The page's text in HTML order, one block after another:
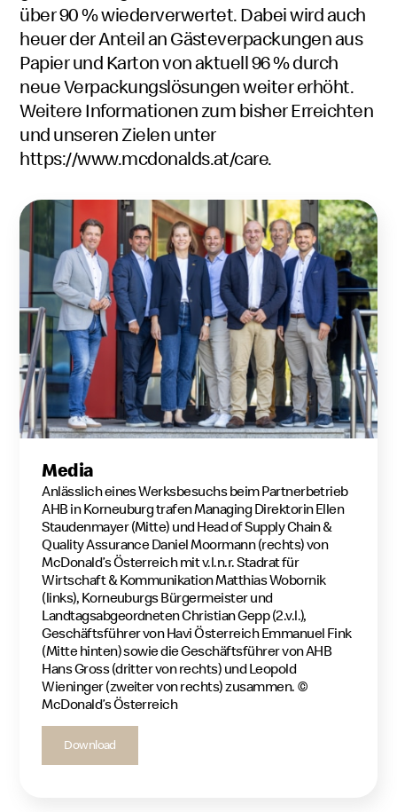
über 90 % wiederverwertet. Dabei wird auch
heuer der Anteil an Gästeverpackungen aus
Papier und Karton von aktuell 96 % durch
neue Verpackungslösungen weiter erhöht.
Weitere Informationen zum bisher Erreichten
und unseren Zielen unter
https://www.mcdonalds.at/care.
Media
Anlässlich eines Werksbesuchs beim Partnerbetrieb
AHB in Korneuburg trafen Managing Direktorin Ellen
Staudenmayer (Mitte) und Head of Supply Chain &
Quality Assurance Daniel Moormann (rechts) von
McDonald’s Österreich mit v.l.n.r. Stadrat für
Wirtschaft & Kommunikation Matthias Wobornik
(links), Korneuburgs Bürgermeister und
Landtagsabgeordneten Christian Gepp (2.v.l.),
Geschäftsführer von Havi Österreich Emmanuel Fink
(Mitte hinten) sowie die Geschäftsführer von AHB
Hans Gross (dritter von rechts) und Leopold
Wieninger (zweiter von rechts) zusammen. ©
McDonald’s Österreich
Download